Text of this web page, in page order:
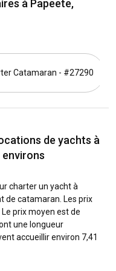
itinéraires
monde de destinations
voyage depuis la
l'île de l'amour.
Huahine, Raiatea,
aventure de location
pour louer un yacht
à Papeete est pendant
Les températures restent
sont idéales pour la
comme le
à Papeete,
Catamaran - #27290
de yachts à
environs
charter un yacht à
de catamaran. Les prix
prix moyen est de
une longueur
accueillir environ 7,41